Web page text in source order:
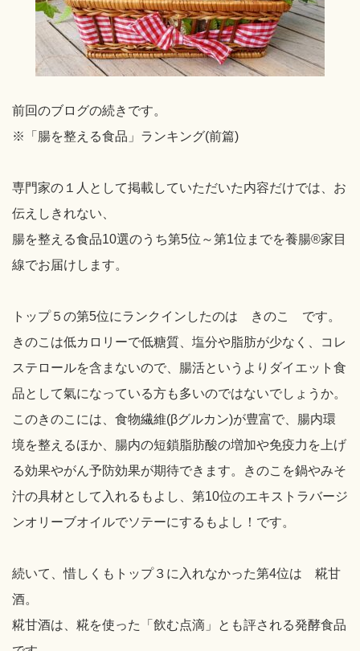
前回のブログの続きです。
※「腸を整える食品」ランキング(前篇)
専門家の１人として掲載していただいた内容だけでは、お
伝えしきれない、
腸を整える食品10選のうち第5位～第1位までを養腸®家目
線でお届けします。
トップ５の第5位にランクインしたのは きのこ です。
きのこは低カロリーで低糖質、塩分や脂肪が少なく、コレ
ステロールを含まないので、腸活というよりダイエット食
品として氣になっている方も多いのではないでしょうか。
このきのこには、食物繊維(βグルカン)が豊富で、腸内環
境を整えるほか、腸内の短鎖脂肪酸の増加や免疫力を上げ
る効果やがん予防効果が期待できます。きのこを鍋やみそ
汁の具材として入れるもよし、第10位のエキストラバージ
ンオリーブオイルでソテーにするもよし！です。
続いて、惜しくもトップ３に入れなかった第4位は 糀甘
酒。
糀甘酒は、糀を使った「飲む点滴」とも評される発酵食品